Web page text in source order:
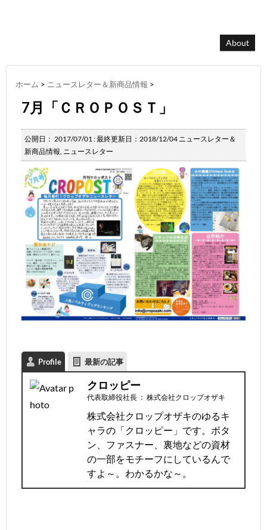
About
ホーム > ニュースレター＆新商品情報 >
7月「ＣＲＯＰＯＳＴ」
公開日： 2017/07/01: 最終更新日：2018/12/04 ニュースレター＆
新商品情報, ニュースレター
Profile 最新の記事
クロッピー
代表取締役社長 ： 株式会社クロップオザキ
株式会社クロップオザキのゆるキ
ャラの「クロッピー」です。ボタ
ン、ファスナー、裏地などの資材
の一部をモチーフにしているんで
すよ～。わかるかな～。